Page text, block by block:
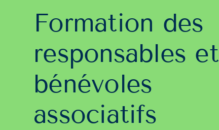
Formation des
responsables et
bénévoles
associatifs